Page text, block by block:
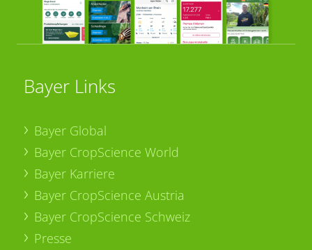
Bayer Links
Bayer Global
Bayer CropScience World
Bayer Karriere
Bayer CropScience Austria
Bayer CropScience Schweiz
Presse